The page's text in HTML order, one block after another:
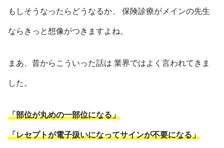
もしそうなったらどうなるか、 保険診療がメインの先生
ならきっと想像がつきますよね。
まあ、昔からこういった話は 業界ではよく言われてきま
した。
「部位が丸めの一部位になる」
「レセプトが電子扱いになってサインが不要になる」